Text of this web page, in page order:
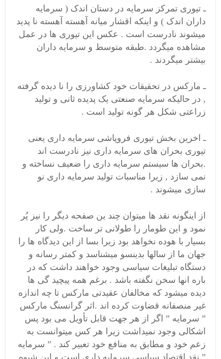
ـ تیوری تمرکز سرمایه در دستان اندک ( سرمایه
داران اندک ) و اینکه اقشار میانه آهسته آهسته نا پدید
میشوند نادرست است . عکس این تیوری ها در عمل
مشاهده میگردد .طبقه متوسط و سرمایه داران
بیشتر میگردند .
ـ مارکس در تحقیقات خود کشاورزی را نا دیده گرفته
, در حالیکه سرمایه صنعتی یک پدیده ثانی و تولید
زراعتی شکل هر گونه تولید است .
ـ اخرین بخش تیوری فروپاشی سرمایه داری یعنی
تیوری بحران های سرمایه داری نیز نادرست اند
.بحران ها سیستم سرمایه داری را ضعیف نساخته و
نمی سازد , زیرا مناسبات تولید سرمایه داری نو
سازی میشوند .
از اینگونه نقد ها میتوان چند ین صفحه دیگر را نیز پُر
نمود و این طومار را طولانی تر ساخت .ولی کار
بسیار با هوده نخواهد بود زیرا بسا از این دیدگاه ها را
جهان ما از سالها بدینسو میشناسد و کمتر رسانه و
دستگاه تبلیغات سیاسی وجود خواهند داشت که در
باره انها سخن نگفته باشد . برغم همه پیچید گی ها
دیده میشود که مخالفان عقیدتی مارکس تا چه اندازه
غیر منصفانه قضاوت کرده اند .اثر گرانسنگ مارکس
” سرمایه ” اگر از هر جهت قابل تأویل می بود پس
اشکالی وجود نمیداشت زیرا هر کس میتوانست به
زعم خود و مطابق به منافع خود تعبیر کند . ” سرمایه
” نقد اقتصاد سیاسی سرمایه داری است و این شیوه